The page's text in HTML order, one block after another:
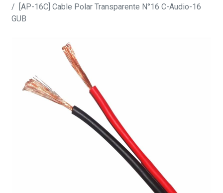
[AP-16C] Cable Polar Transparente N°16 C-Audio-16
GUB